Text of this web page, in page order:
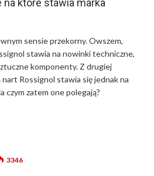
które stawia marka
sensie przekorny. Owszem,
stawia na nowinki techniczne,
komponenty. Z drugiej
Rossignol stawia się jednak na
czym zatem one polegają?
3346